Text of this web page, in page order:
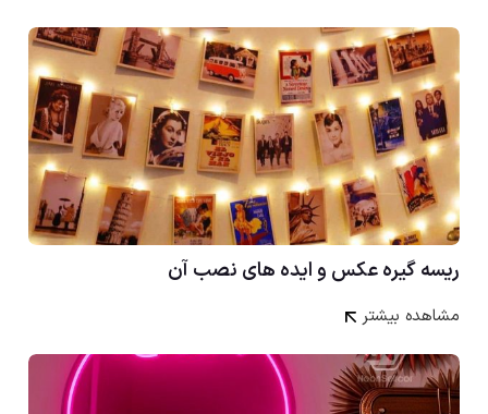
ریسه گیره عکس و ایده های نصب آن
مشاهده بیشتر